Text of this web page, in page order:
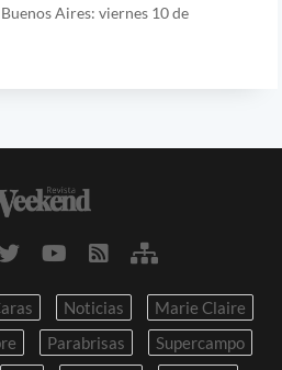
Aires: viernes 10 de
Noticias
Marie Claire
Parabrisas
Supercampo